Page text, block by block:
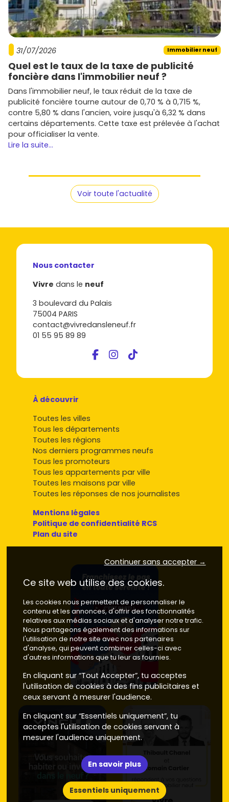
31/07/2026 Immobilier neuf
Quel est le taux de la taxe de publicité
foncière dans l'immobilier neuf ?
Dans l'immobilier neuf, le taux réduit de la taxe de
publicité foncière tourne autour de 0,70 % à 0,715 %,
contre 5,80 % dans l'ancien, voire jusqu'à 6,32 % dans
certains départements. Cette taxe est prélevée à l'achat
pour officialiser la vente.
Lire la suite...
Voir toute l'actualité
Nous contacter
Vivre dans le neuf
3 boulevard du Palais
75004 PARIS
contact@vivredansleneuf.fr
01 55 95 89 89
À découvrir
Toutes les villes
Tous les départements
Toutes les régions
Nos derniers programmes neufs
Tous les promoteurs
Tous les appartements par ville
Toutes les maisons par ville
Toutes les réponses de nos journalistes
Mentions légales
Politique de confidentialité RCS
Plan du site
Continuer sans accepter →
Ce site web utilise des cookies.
Les cookies nous permettent de personnaliser le
contenu et les annonces, d'offrir des fonctionnalités
relatives aux médias sociaux et d'analyser notre trafic.
Nous partageons également des informations sur
l'utilisation de notre site avec nos partenaires
d'analyse, qui peuvent combiner celles-ci avec
d'autres informations que tu leur as fournies.
En cliquant sur “Tout Accepter”, tu acceptes
l'utilisation de cookies à des fins publicitaires et
ceux servant à mesurer l'audience.
En cliquant sur “Essentiels uniquement”, tu
acceptes l'utilisation de cookies servant à
mesurer l'audience uniquement.
En savoir plus
Essentiels uniquement